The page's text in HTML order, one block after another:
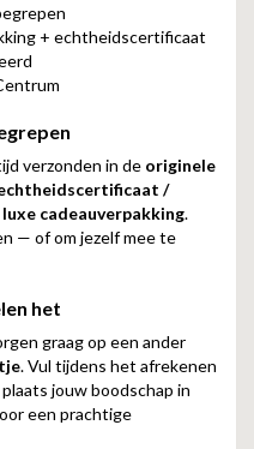
+ echtheidscertificaat
verzonden in de originele
/
cadeauverpakking.
— of om jezelf mee te
het
graag op een ander
. Vul tijdens het afrekenen
jouw boodschap in
een prachtige